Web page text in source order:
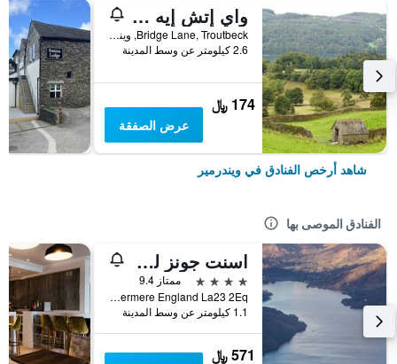
واي إتش إيه ويندرمير
Bridge Lane, Troutbeck, ويندرمير, المملكة المتحدة
2.6 كيلومتر عن وسط المدينة
174 ﷼
عرض الصفقة
شاهد أرخص الفنادق في ويندرمير
الفنادق الموصى بها
اسنت جونز لودج (اينكل أوفاف سيت هيلث كلوب)
4 نجوم
ممتاز 9.4
Lake Road Windermere England La23 2Eq, ويندرمير, المملكة المتحدة
1.1 كيلومتر عن وسط المدينة
571 ﷼